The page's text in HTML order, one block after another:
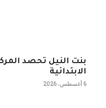
بنت النيل تحصد
الابتدائية
6 أغسطس، 2026